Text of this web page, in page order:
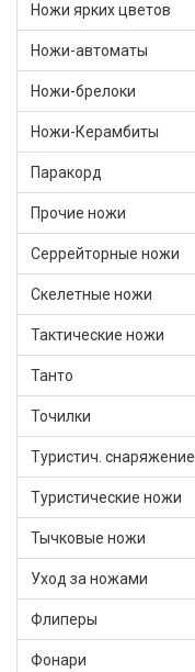
Ножи ярких цветов
Ножи-автоматы
Ножи-брелоки
Ножи-Керамбиты
Паракорд
Прочие ножи
Серрейторные ножи
Скелетные ножи
Тактические ножи
Танто
Точилки
Туристич. снаряжение
Туристические ножи
Тычковые ножи
Уход за ножами
Флиперы
Фонари